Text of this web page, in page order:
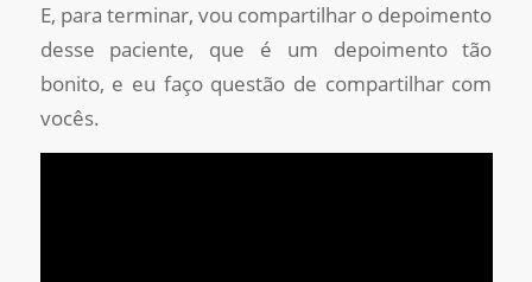
E, para terminar, vou compartilhar o depoimento
desse paciente, que é um depoimento tão
bonito, e eu faço questão de compartilhar com
vocês.